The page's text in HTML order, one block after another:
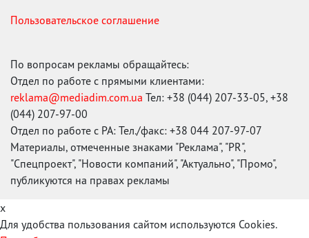
Пользовательское соглашение
По вопросам рекламы обращайтесь:
Отдел по работе с прямыми клиентами:
reklama@mediadim.com.ua Тел: +38 (044) 207-33-05, +38
(044) 207-97-00
Отдел по работе с РА: Тел./факс: +38 044 207-97-07
Материалы, отмеченные знаками "Реклама", "PR",
"Спецпроект", "Новости компаний", "Актуально", "Промо",
публикуются на правах рекламы
x
Для удобства пользования сайтом используются Cookies.